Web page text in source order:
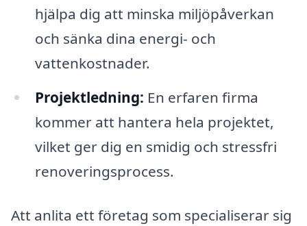
hjälpa dig att minska miljöpåverkan
och sänka dina energi- och
vattenkostnader.
Projektledning: En erfaren firma
kommer att hantera hela projektet,
vilket ger dig en smidig och stressfri
renoveringsprocess.
Att anlita ett företag som specialiserar sig